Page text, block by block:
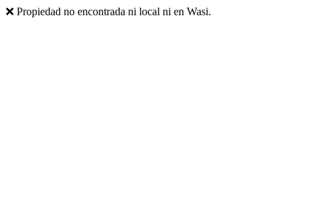
❌ Propiedad no encontrada ni local ni en Wasi.